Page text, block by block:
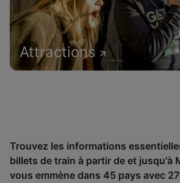
Attractions
Trouvez les informations
billets de train à partir de et jusqu'à
vous emmène dans 45 pays avec